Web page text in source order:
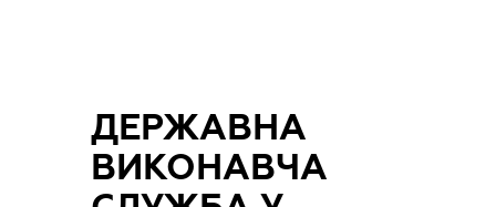
ДЕРЖАВНА
ВИКОНАВЧА